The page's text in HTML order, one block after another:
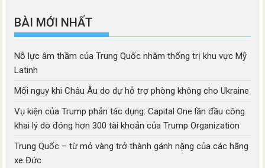
BÀI MỚI NHẤT
Nỗ lực âm thầm của Trung Quốc nhằm thống trị khu vực Mỹ
Latinh
Mối nguy khi Châu Âu do dự hỗ trợ phòng không cho Ukraine
Vụ kiện của Trump phản tác dụng: Capital One lần đầu công
khai lý do đóng hơn 300 tài khoản của Trump Organization
Trung Quốc – từ mỏ vàng trở thành gánh nặng của các hãng
xe Đức